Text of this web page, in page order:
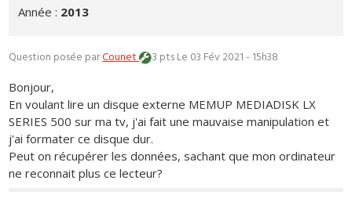
Année : 2013
Question posée parCounet 3 ptsLe 03 Fév 2021 - 15h38
Bonjour,
En voulant lire un disque externe MEMUP MEDIADISK LX
SERIES 500 sur ma tv, j'ai fait une mauvaise manipulation et
j'ai formater ce disque dur.
Peut on récupérer les données, sachant que mon ordinateur
ne reconnait plus ce lecteur?